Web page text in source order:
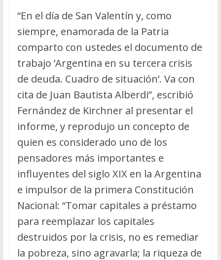
“En el día de San Valentín y, como
siempre, enamorada de la Patria
comparto con ustedes el documento de
trabajo ‘Argentina en su tercera crisis
de deuda. Cuadro de situación’. Va con
cita de Juan Bautista Alberdi”, escribió
Fernández de Kirchner al presentar el
informe, y reprodujo un concepto de
quien es considerado uno de los
pensadores más importantes e
influyentes del siglo XIX en la Argentina
e impulsor de la primera Constitución
Nacional: “Tomar capitales a préstamo
para reemplazar los capitales
destruidos por la crisis, no es remediar
la pobreza, sino agravarla; la riqueza de